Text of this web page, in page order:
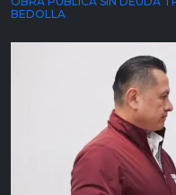
BEDOLLA